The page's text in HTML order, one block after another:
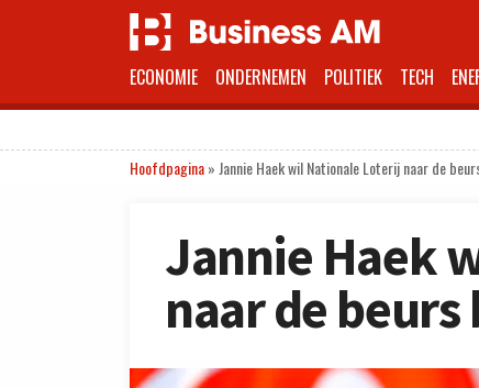
ECONOMIE ONDERNEMEN POLITIEK TECH
Hoofdpagina» Jannie Haek wil Nationale Loterij naar de
Jannie Haek
naar de beurs